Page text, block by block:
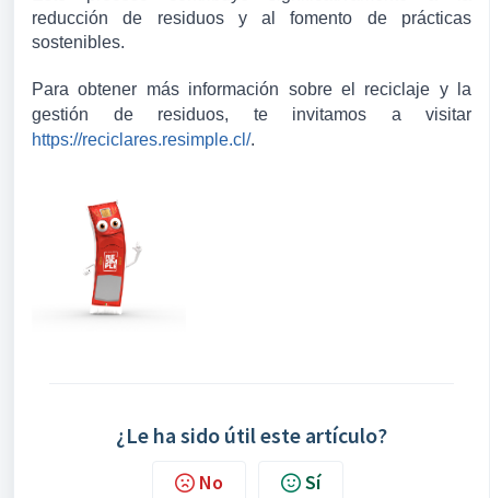
reducción de residuos y al fomento de prácticas
sostenibles.
Para obtener más información sobre el reciclaje y la
https://reciclares.resimple.cl/.
¿Le ha sido útil este artículo?
No Sí